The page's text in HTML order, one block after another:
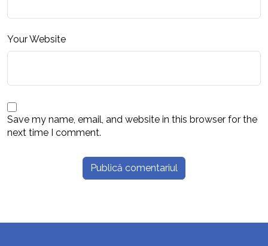
Your Website
Save my name, email, and website in this browser for the
next time I comment.